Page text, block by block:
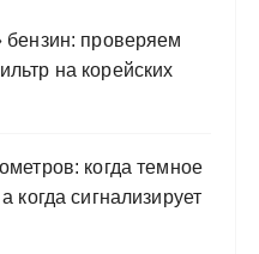
бензин: проверяем
на корейских
когда темное
когда сигнализирует